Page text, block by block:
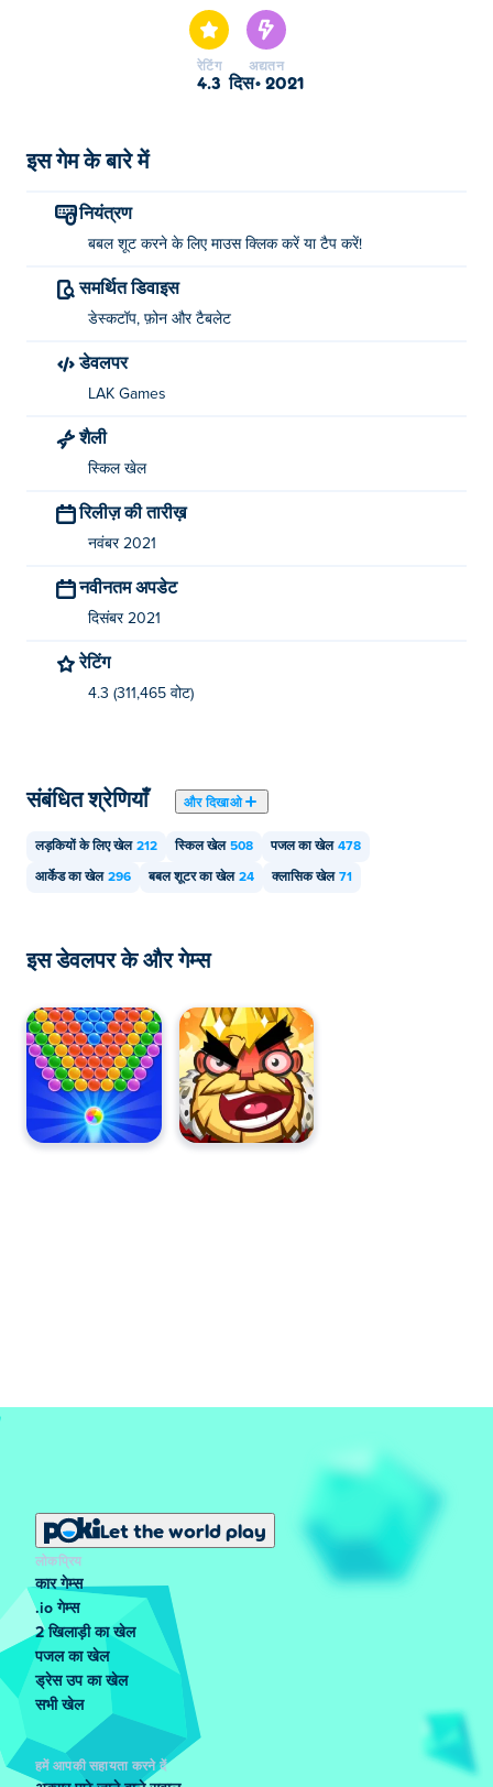
रेटिंग
4.3
अद्यतन
दिस॰ 2021
इस गेम के बारे में
नियंत्रण
बबल शूट करने के लिए माउस क्लिक करें या टैप करें!
समर्थित डिवाइस
डेस्कटॉप, फ़ोन और टैबलेट
डेवलपर
LAK Games
शैली
स्किल खेल
रिलीज़ की तारीख़
नवंबर 2021
नवीनतम अपडेट
दिसंबर 2021
रेटिंग
4.3 (311,465 वोट)
संबंधित श्रेणियाँ और दिखाओ
लड़कियों के लिए खेल 212 स्किल खेल 508 पजल का खेल 478
आर्केड का खेल 296 बबल शूटर का खेल 24 क्लासिक खेल 71
इस डेवलपर के और गेम्स
Let the world play
लोकप्रिय
कार गेम्स
.io गेम्स
2 खिलाड़ी का खेल
पजल का खेल
ड्रेस उप का खेल
सभी खेल
हमें आपकी सहायता करने दें